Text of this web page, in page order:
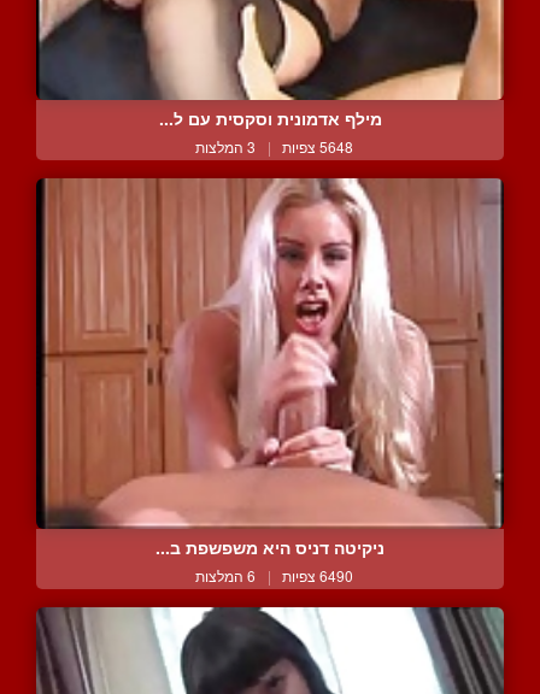
מילף אדמונית וסקסית עם ל...
5648 צפיות | 3 המלצות
ניקיטה דניס היא משפשפת ב...
6490 צפיות | 6 המלצות